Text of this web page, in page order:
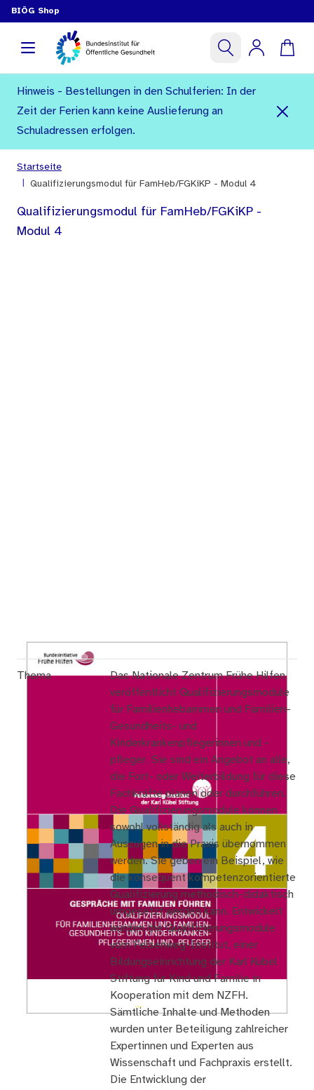
BIÖG Shop
Hinweis - Bestellungen in den Schulferien: In der
Zeit der Ferien kann keine Auslieferung an
Schuladressen erfolgen.
Startseite
Qualifizierungsmodul für FamHeb/FGKiKP - Modul 4
Qualifizierungsmodul für FamHeb/FGKiKP -
Modul 4
Thema
Das Nationale Zentrum Frühe Hilfen
veröffentlicht Qualifizierungsmodule
für Familienhebammen und Familien-
Gesundheits- und
Kinderkrankenpflegerinnen und -
pfleger. Sie sind ein Angebot an alle,
die Fort- oder Weiterbildung für diese
Fachkräfte planen oder durchführen.
Die Qualifizierungsmodule können
sowohl vollständig als auch in
Auszügen in die Praxis übernommen
werden. Sie geben ein Beispiel, wie
die konsequent kompetenzorientierte
Qualifizierung methodisch-didaktisch
umgesetzt werden kann. Entwickelt
wurden die Qualifizierungsmodule
vom Felsenweg-Institut, einer
Bildungseinrichtung der Karl Kübel
Stiftung für Kind und Familie in
Kooperation mit dem NZFH.
Sämtliche Inhalte und Methoden
wurden unter Beteiligung zahlreicher
Expertinnen und Experten aus
Wissenschaft und Fachpraxis erstellt.
Die Entwicklung der